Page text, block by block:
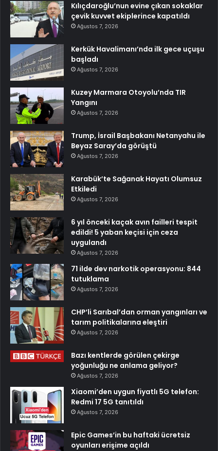
Kılıçdaroğlu’nun evine çıkan sokaklar
çevik kuvvet ekiplerince kapatıldı
Ağustos 7, 2026
Kerkük Havalimanı’nda ilk gece uçuşu
başladı
Ağustos 7, 2026
Kuzey Marmara Otoyolu’nda TIR
Yangını
Ağustos 7, 2026
Trump, İsrail Başbakanı Netanyahu ile
Beyaz Saray’da görüştü
Ağustos 7, 2026
Karabük’te Sağanak Hayatı Olumsuz
Etkiledi
Ağustos 7, 2026
6 yıl önceki kaçak avın failleri tespit
edildi! 5 yaban keçisi için ceza
uygulandı
Ağustos 7, 2026
71 ilde dev narkotik operasyonu: 844
tutuklama
Ağustos 7, 2026
CHP’li Sarıbal’dan orman yangınları ve
tarım politikalarına eleştiri
Ağustos 7, 2026
Bazı kentlerde görülen çekirge
yoğunluğu ne anlama geliyor?
Ağustos 7, 2026
Xiaomi’den uygun fiyatlı 5G telefon:
Redmi 17 5G tanıtıldı
Ağustos 7, 2026
Epic Games’in bu haftaki ücretsiz
oyunları erişime açıldı